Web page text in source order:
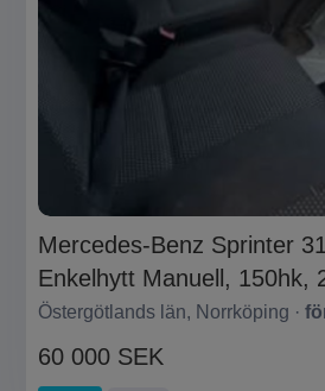
Mercedes-Benz Sprinter
Enkelhytt Manuell, 150hk,
Östergötlands län, Norrköping ·
60 000 SEK